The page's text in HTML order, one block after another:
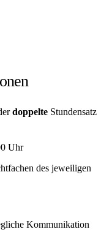
doppelte Stundensatz
Uhr
des jeweiligen
Kommunikation